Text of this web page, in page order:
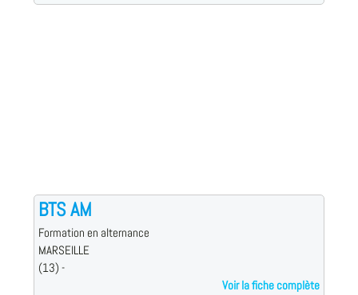
BTS AM
Formation en alternance
MARSEILLE
(13) -
Voir la fiche complète